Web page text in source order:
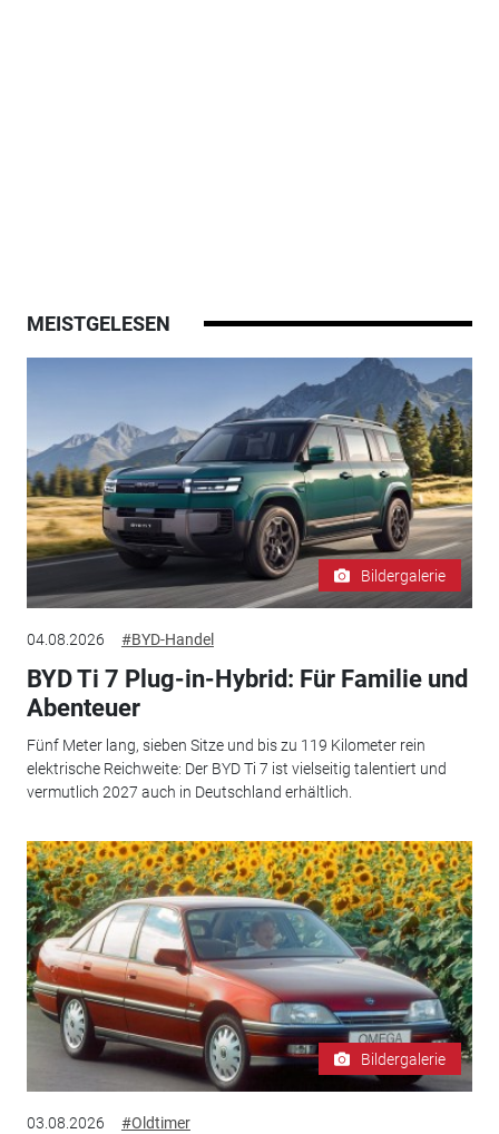
MEISTGELESEN
Bildergalerie
04.08.2026 #BYD-Handel
BYD Ti 7 Plug-in-Hybrid: Für Familie und
Abenteuer
Fünf Meter lang, sieben Sitze und bis zu 119 Kilometer rein
elektrische Reichweite: Der BYD Ti 7 ist vielseitig talentiert und
vermutlich 2027 auch in Deutschland erhältlich.
Bildergalerie
03.08.2026 #Oldtimer